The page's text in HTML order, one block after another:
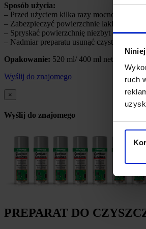
ruch
Sposób użycia:
– Przed użyciem kilka razy mocno
– Zabezpieczyć powierzchnie lakierowane.
– Spryskać powierzchnię niezbyt obficie.
– Nadmiar preparatu usunąć czystą i suchą
Opakowanie: 520 ml/ 400 ml netto
Wyślij do znajomego
×
Wyślij do znajomego
PREPARAT DO